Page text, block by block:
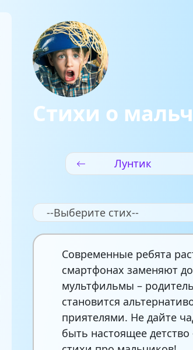
Стихи о
Лунтик
--Выберите стих--
Современные ребята
смартфонах заменяют
мультфильмы –
становится
приятелями. Не дайте
быть настоящее